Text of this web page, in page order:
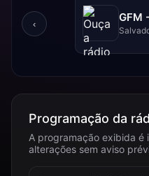
‹
GFM
Programação da
A programação exibida
alterações sem aviso